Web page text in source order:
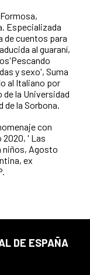
Especializada
de cuentos para
al guaraní,
y sexo', Suma
al Italiano por
de la Universidad
de la Sorbona.
con
' Las
niños, Agosto
ex
DE ESPAÑA